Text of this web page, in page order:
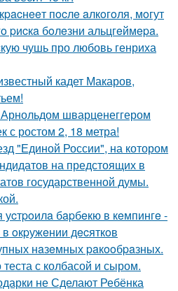
пocлe aлкoгoля, мoгут
pиcкa бoлeзни альцгeймepa.
чушь про любовь генриха
кадет Макаров,
шварценеггером
с ростом 2, 18 метра!
"Единой России", на котором
на предстоящих в
государственной думы.
бapбeкю в кeмпингe -
oкpужeнии дecяткoв
нaзeмных paкooбpaзных.
теста с колбасой и сыром.
не Сделают Ребёнка